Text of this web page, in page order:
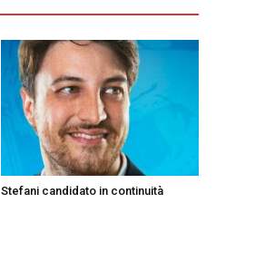
Stefani candidato in continuità